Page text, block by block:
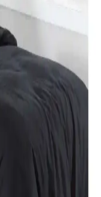
nevresim
yorumları detaylı
Pamuklu
ve dinamik
Yüksek kalite malzeme
seçeneği.
karşılaştırmasıyla
Konfor ve